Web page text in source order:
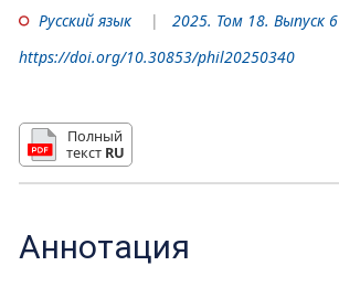
Русский язык
2025. Том 18. Выпуск 6
https://doi.org/10.30853/phil20250340
Полный
текст RU
Аннотация